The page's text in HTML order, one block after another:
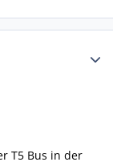
T5 Bus in der